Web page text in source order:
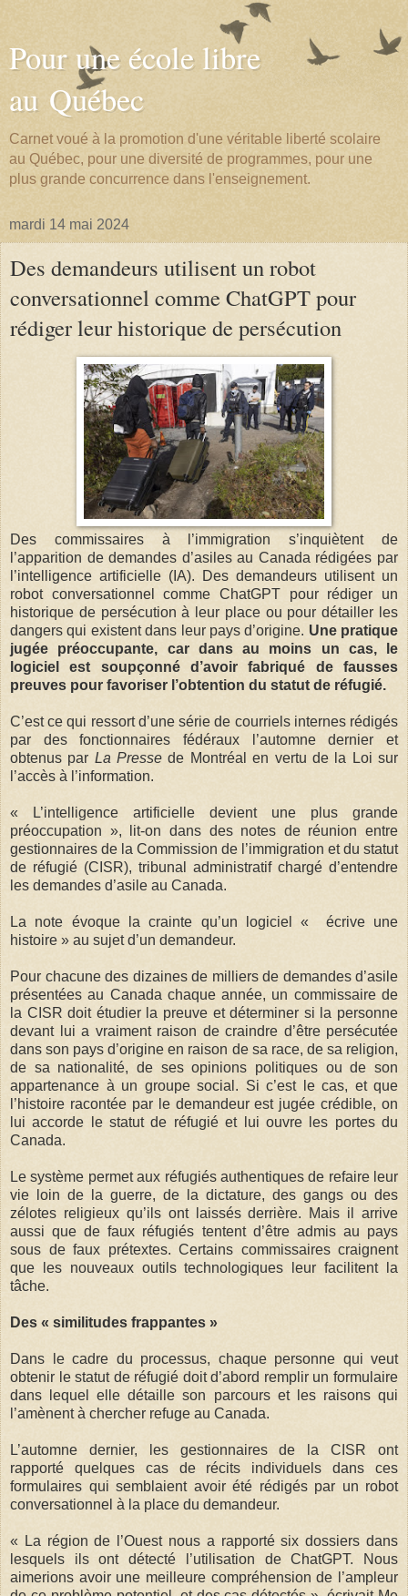
Pour une école libre
au Québec
Carnet voué à la promotion d'une véritable liberté scolaire
au Québec, pour une diversité de programmes, pour une
plus grande concurrence dans l'enseignement.
mardi 14 mai 2024
Des demandeurs utilisent un robot
conversationnel comme ChatGPT pour
rédiger leur historique de persécution
Des commissaires à l’immigration s’inquiètent de
l’apparition de demandes d’asiles au Canada rédigées par
l’intelligence artificielle (IA). Des demandeurs utilisent un
robot conversationnel comme ChatGPT pour rédiger un
historique de persécution à leur place ou pour détailler les
dangers qui existent dans leur pays d’origine. Une pratique
jugée préoccupante, car dans au moins un cas, le
logiciel est soupçonné d’avoir fabriqué de fausses
preuves pour favoriser l’obtention du statut de réfugié.
C’est ce qui ressort d’une série de courriels internes rédigés
par des fonctionnaires fédéraux l’automne dernier et
obtenus par La Presse de Montréal en vertu de la Loi sur
l’accès à l’information.
« L’intelligence artificielle devient une plus grande
préoccupation », lit-on dans des notes de réunion entre
gestionnaires de la Commission de l’immigration et du statut
de réfugié (CISR), tribunal administratif chargé d’entendre
les demandes d’asile au Canada.
La note évoque la crainte qu’un logiciel « écrive une
histoire » au sujet d’un demandeur.
Pour chacune des dizaines de milliers de demandes d’asile
présentées au Canada chaque année, un commissaire de
la CISR doit étudier la preuve et déterminer si la personne
devant lui a vraiment raison de craindre d’être persécutée
dans son pays d’origine en raison de sa race, de sa religion,
de sa nationalité, de ses opinions politiques ou de son
appartenance à un groupe social. Si c’est le cas, et que
l’histoire racontée par le demandeur est jugée crédible, on
lui accorde le statut de réfugié et lui ouvre les portes du
Canada.
Le système permet aux réfugiés authentiques de refaire leur
vie loin de la guerre, de la dictature, des gangs ou des
zélotes religieux qu’ils ont laissés derrière. Mais il arrive
aussi que de faux réfugiés tentent d’être admis au pays
sous de faux prétextes. Certains commissaires craignent
que les nouveaux outils technologiques leur facilitent la
tâche.
Des « similitudes frappantes »
Dans le cadre du processus, chaque personne qui veut
obtenir le statut de réfugié doit d’abord remplir un formulaire
dans lequel elle détaille son parcours et les raisons qui
l’amènent à chercher refuge au Canada.
L’automne dernier, les gestionnaires de la CISR ont
rapporté quelques cas de récits individuels dans ces
formulaires qui semblaient avoir été rédigés par un robot
conversationnel à la place du demandeur.
« La région de l’Ouest nous a rapporté six dossiers dans
lesquels ils ont détecté l’utilisation de ChatGPT. Nous
aimerions avoir une meilleure compréhension de l’ampleur